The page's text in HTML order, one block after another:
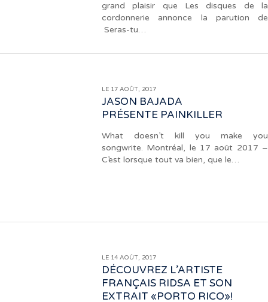
grand plaisir que Les disques de la
cordonnerie annonce la parution de
Seras-tu…
LE 17 AOÛT, 2017
JASON BAJADA
PRÉSENTE PAINKILLER
What doesn’t kill you make you
songwrite. Montréal, le 17 août 2017 –
C’est lorsque tout va bien, que le…
LE 14 AOÛT, 2017
DÉCOUVREZ L’ARTISTE
FRANÇAIS RIDSA ET SON
EXTRAIT «PORTO RICO»!